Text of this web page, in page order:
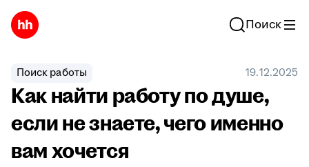
Поиск
Поиск работы 19.12.2025
Как найти работу по душе,
если не знаете, чего именно
вам хочется